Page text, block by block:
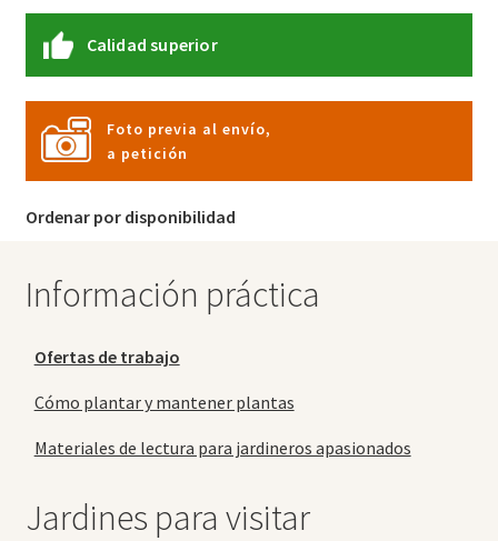
Calidad superior
Foto previa al envío,
a petición
Ordenar por disponibilidad
Información práctica
Ofertas de trabajo
Cómo plantar y mantener plantas
Materiales de lectura para jardineros apasionados
Jardines para visitar